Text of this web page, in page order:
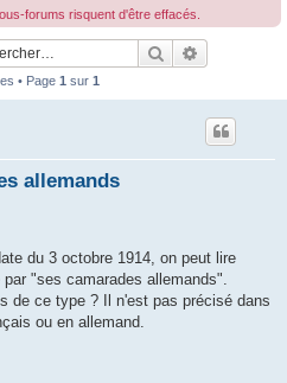
h
r
forums risquent d'être effacés.
Rechercher
• Page 1 sur 1
allemands
du 3 octobre 1914, on peut lire
"ses camarades allemands".
de ce type ? Il n'est pas précisé dans
ou en allemand.